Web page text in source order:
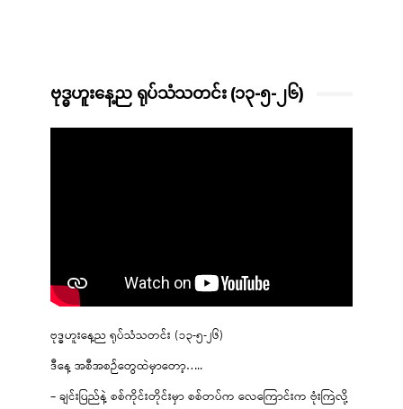
ဗုဒ္ဓဟူးနေ့ည ရုပ်သံသတင်း (၁၃-၅-၂၆)
ဗုဒ္ဓဟူးနေ့ည ရုပ်သံသတင်း (၁၃-၅-၂၆)
ဒီနေ့ အစီအစဉ်တွေထဲမှာတော့…..
– ချင်းပြည်နဲ့ စစ်ကိုင်းတိုင်းမှာ စစ်တပ်က လေကြောင်းက ဗုံးကြဲလို့